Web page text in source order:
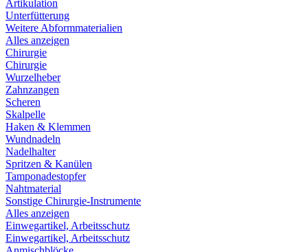
Artikulation
Unterfütterung
Weitere Abformmaterialien
Alles anzeigen
Chirurgie
Chirurgie
Wurzelheber
Zahnzangen
Scheren
Skalpelle
Haken & Klemmen
Wundnadeln
Nadelhalter
Spritzen & Kanülen
Tamponadestopfer
Nahtmaterial
Sonstige Chirurgie-Instrumente
Alles anzeigen
Einwegartikel, Arbeitsschutz
Einwegartikel, Arbeitsschutz